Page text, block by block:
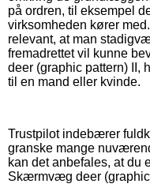
på ordren, til eksempel
virksomheden kører
relevant, at man
fremadrettet vil kunne
deer (graphic pattern) II,
til en mand eller kvinde.
Trustpilot indebærer
granske mange
kan det anbefales, at du
Skærmvæg deer (graphic